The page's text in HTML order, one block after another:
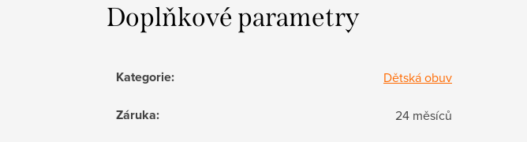
Doplňkové parametry
Kategorie: Dětská obuv
Záruka: 24 měsíců